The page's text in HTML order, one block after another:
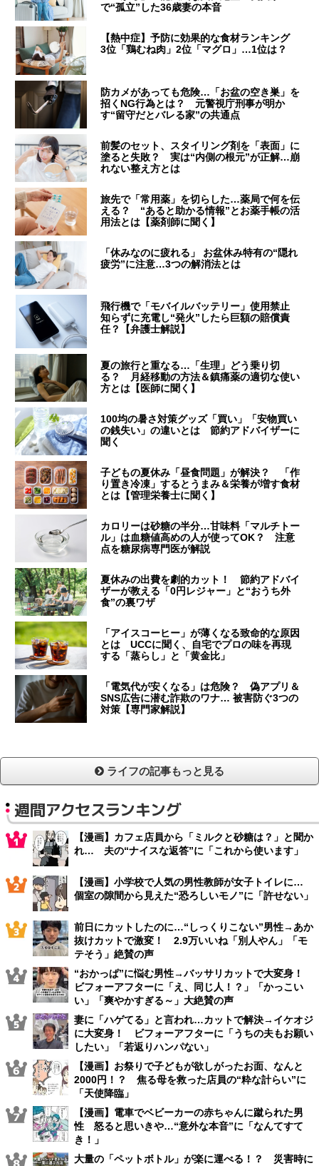
で“孤立”した36歳妻の本音
【熱中症】予防に効果的な食材ランキング
3位「鶏むね肉」2位「マグロ」…1位は？
防カメがあっても危険…「お盆の空き巣」を
招くNG行為とは？ 元警視庁刑事が明か
す“留守だとバレる家”の共通点
前髪のセット、スタイリング剤を「表面」に
塗ると失敗？ 実は“内側の根元”が正解…崩
れない整え方とは
旅先で「常用薬」を切らした…薬局で何を伝
える？ “あると助かる情報”とお薬手帳の活
用法とは【薬剤師に聞く】
「休みなのに疲れる」 お盆休み特有の“隠れ
疲労”に注意…3つの解消法とは
飛行機で「モバイルバッテリー」使用禁止
知らずに充電し“発火”したら巨額の賠償責
任？【弁護士解説】
夏の旅行と重なる…「生理」どう乗り切
る？ 月経移動の方法＆鎮痛薬の適切な使い
方とは【医師に聞く】
100均の暑さ対策グッズ「買い」「安物買い
の銭失い」の違いとは 節約アドバイザーに
聞く
子どもの夏休み「昼食問題」が解決？ 「作
り置き冷凍」するとうまみ＆栄養が増す食材
とは【管理栄養士に聞く】
カロリーは砂糖の半分…甘味料「マルチトー
ル」は血糖値高めの人が使ってOK？ 注意
点を糖尿病専門医が解説
夏休みの出費を劇的カット！ 節約アドバイ
ザーが教える「0円レジャー」と“おうち外
食”の裏ワザ
「アイスコーヒー」が薄くなる致命的な原因
とは UCCに聞く、自宅でプロの味を再現
する「蒸らし」と「黄金比」
「電気代が安くなる」は危険？ 偽アプリ＆
SNS広告に潜む詐欺のワナ… 被害防ぐ3つの
対策【専門家解説】
ライフの記事もっと見る
週間アクセスランキング
【漫画】カフェ店員から「ミルクと砂糖は？」と聞か
れ… 夫の“ナイスな返答”に「これから使います」
【漫画】小学校で人気の男性教師が女子トイレに…
個室の隙間から見えた“恐ろしいモノ”に「許せない」
前日にカットしたのに…“しっくりこない”男性→あか
抜けカットで激変！ 2.9万いいね「別人やん」「モ
テそう」絶賛の声
“おかっぱ”に悩む男性→バッサリカットで大変身！
ビフォーアフターに「え、同じ人！？」「かっこい
い」「爽やかすぎる～」大絶賛の声
妻に「ハゲてる」と言われ…カットで解決→イケオジ
に大変身！ ビフォーアフターに「うちの夫もお願い
したい」「若返りハンパない」
【漫画】お祭りで子どもが欲しがったお面、なんと
2000円！？ 焦る母を救った店員の“粋な計らい”に
「天使降臨」
【漫画】電車でベビーカーの赤ちゃんに蹴られた男
性 怒ると思いきや…“意外な本音”に「なんてすて
き！」
大量の「ペットボトル」が楽に運べる！？ 災害時に